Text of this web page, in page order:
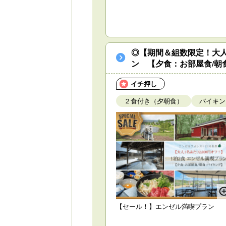
◎【期間＆組数限定！大
ン 【夕食：お部屋食/朝
イチ押し
２食付き（夕朝食）
バイキ
【セール！】エンゼル満喫プラン